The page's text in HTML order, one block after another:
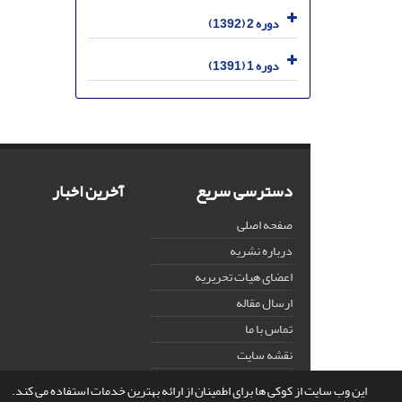
این وب سایت از کوکی ها برای اطمینان از ارائه بهترین خدمات استفاده می کند.
دوره 2 (1392)
دوره 1 (1391)
دسترسی سریع
صفحه اصلی
درباره نشریه
اعضای هیات تحریریه
ارسال مقاله
تماس با ما
نقشه سایت
آخرین اخبار